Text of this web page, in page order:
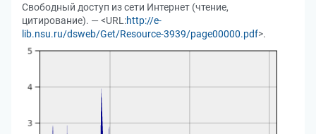
Свободный доступ из сети Интернет (чтение,
цитирование). — <URL:http://e-
lib.nsu.ru/dsweb/Get/Resource-3939/page00000.pdf>.